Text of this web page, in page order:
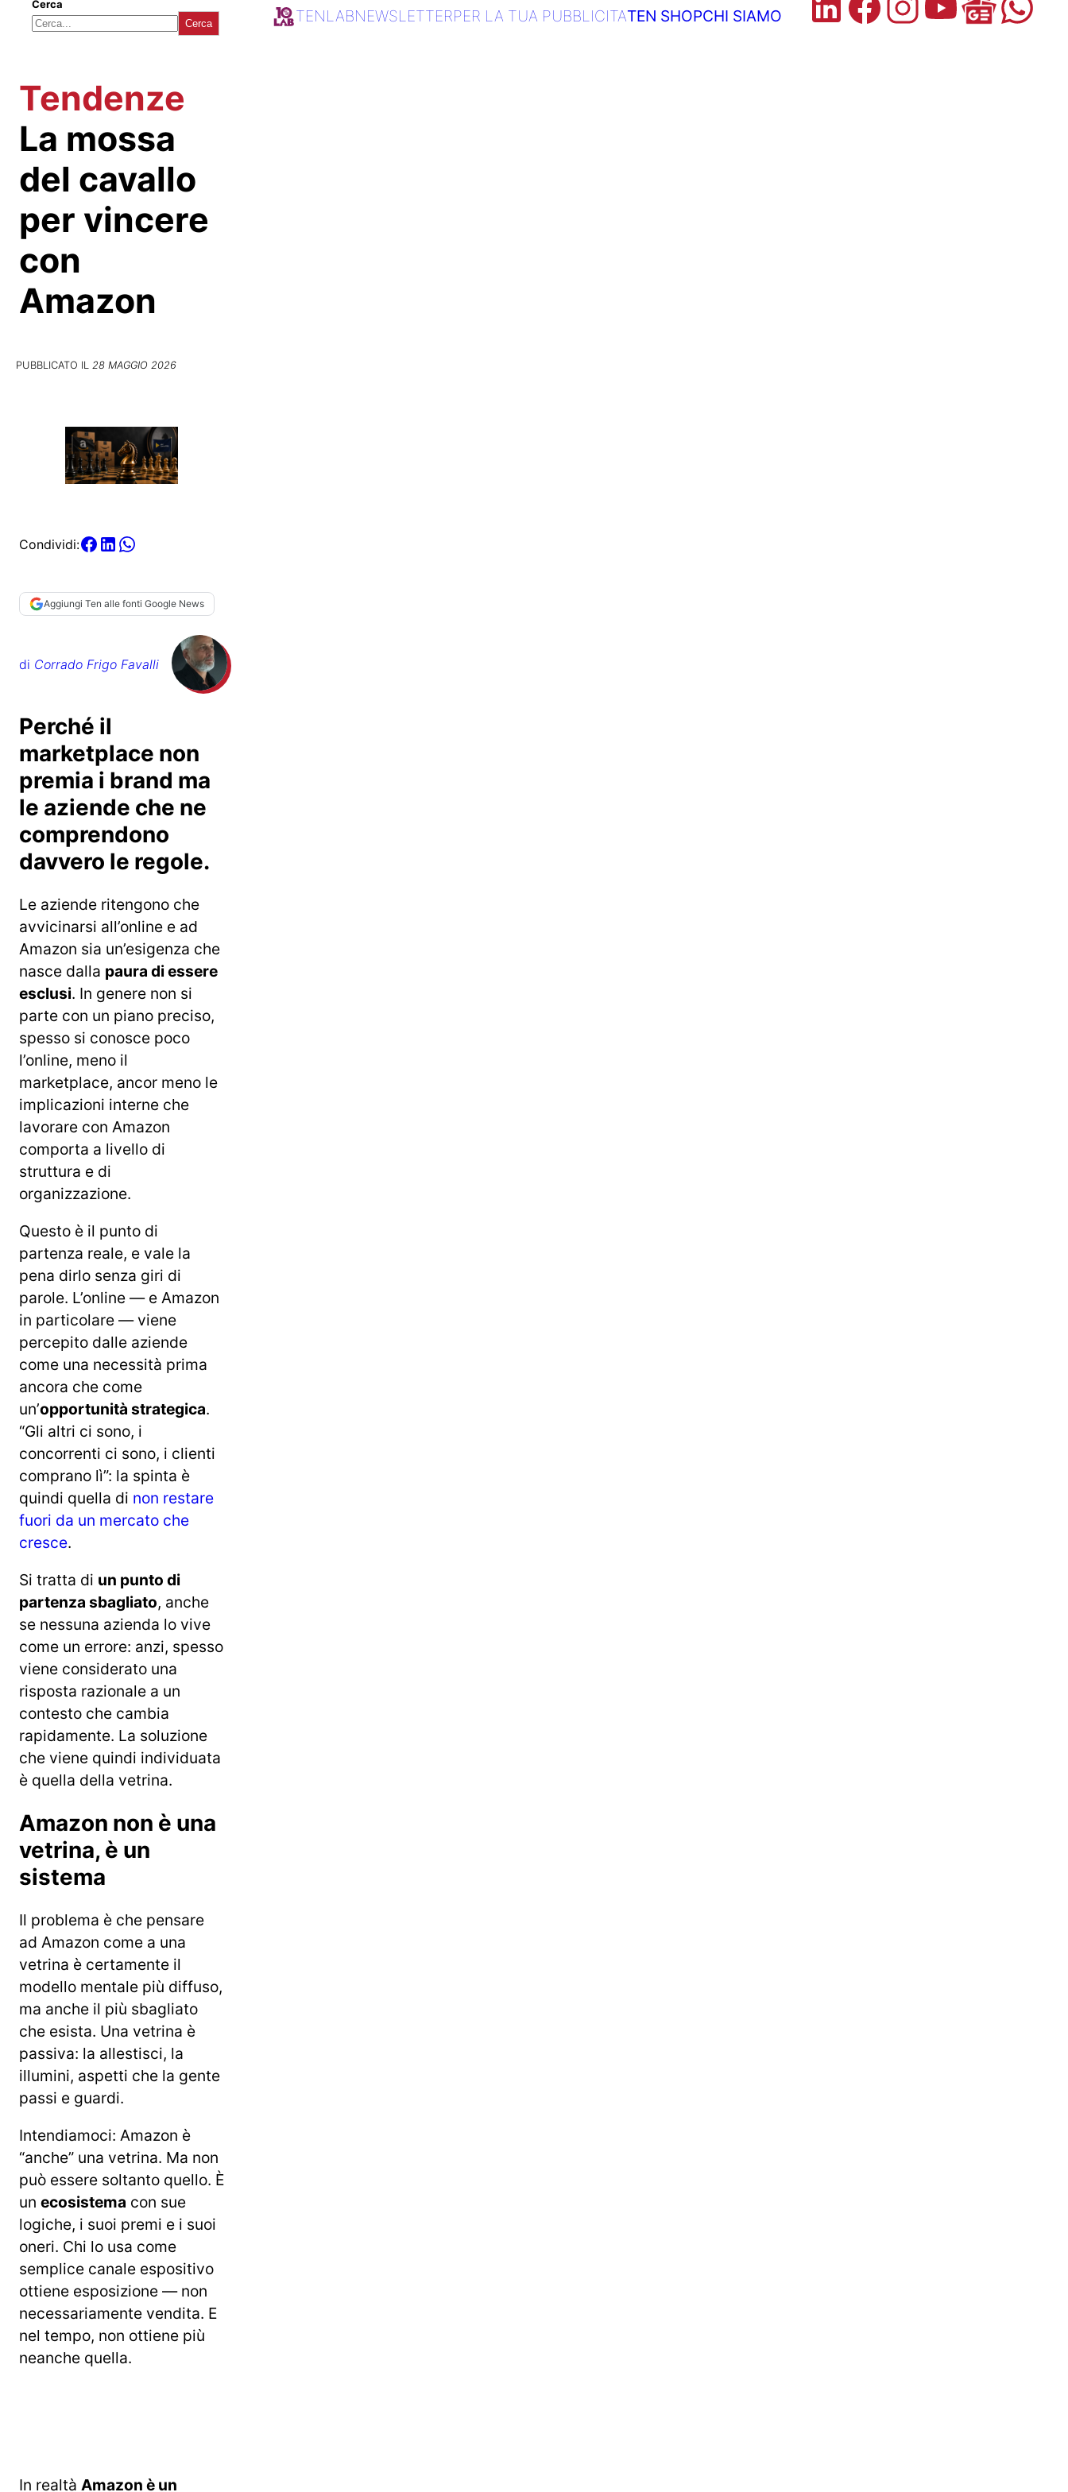
Cerca
Cerca TENLABNEWSLETTERPER LA TUA PUBBLICITATEN SHOPCHI SIAMO
Tendenze
La mossa
del cavallo
per vincere
con
Amazon
PUBBLICATO IL 28 MAGGIO 2026
Condividi:
Aggiungi Ten alle fonti Google News
di Corrado Frigo Favalli
Perché il
marketplace non
premia i brand ma
le aziende che ne
comprendono
davvero le regole.
Le aziende ritengono che
avvicinarsi all’online e ad
Amazon sia un’esigenza che
nasce dalla paura di essere
esclusi. In genere non si
parte con un piano preciso,
spesso si conosce poco
l’online, meno il
marketplace, ancor meno le
implicazioni interne che
lavorare con Amazon
comporta a livello di
struttura e di
organizzazione.
Questo è il punto di
partenza reale, e vale la
pena dirlo senza giri di
parole. L’online — e Amazon
in particolare — viene
percepito dalle aziende
come una necessità prima
ancora che come
un’opportunità strategica.
“Gli altri ci sono, i
concorrenti ci sono, i clienti
comprano lì”: la spinta è
quindi quella di non restare
fuori da un mercato che
cresce.
Si tratta di un punto di
partenza sbagliato, anche
se nessuna azienda lo vive
come un errore: anzi, spesso
viene considerato una
risposta razionale a un
contesto che cambia
rapidamente. La soluzione
che viene quindi individuata
è quella della vetrina.
Amazon non è una
vetrina, è un
sistema
Il problema è che pensare
ad Amazon come a una
vetrina è certamente il
modello mentale più diffuso,
ma anche il più sbagliato
che esista. Una vetrina è
passiva: la allestisci, la
illumini, aspetti che la gente
passi e guardi.
Intendiamoci: Amazon è
“anche” una vetrina. Ma non
può essere soltanto quello. È
un ecosistema con sue
logiche, i suoi premi e i suoi
oneri. Chi lo usa come
semplice canale espositivo
ottiene esposizione — non
necessariamente vendita. E
nel tempo, non ottiene più
neanche quella.
In realtà Amazon è un